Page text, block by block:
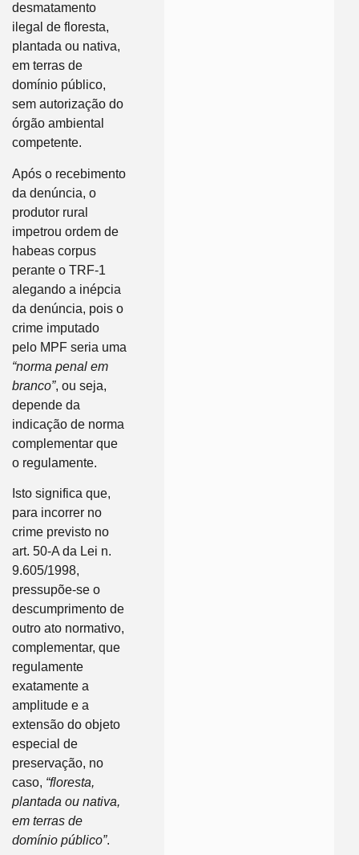
desmatamento
ilegal de floresta,
plantada ou nativa,
em terras de
domínio público,
sem autorização do
órgão ambiental
competente.
Após o recebimento
da denúncia, o
produtor rural
impetrou ordem de
habeas corpus
perante o TRF-1
alegando a inépcia
da denúncia, pois o
crime imputado
pelo MPF seria uma
“norma penal em
branco”, ou seja,
depende da
indicação de norma
complementar que
o regulamente.
Isto significa que,
para incorrer no
crime previsto no
art. 50-A da Lei n.
9.605/1998,
pressupõe-se o
descumprimento de
outro ato normativo,
complementar, que
regulamente
exatamente a
amplitude e a
extensão do objeto
especial de
preservação, no
caso, “floresta,
plantada ou nativa,
em terras de
domínio público”.